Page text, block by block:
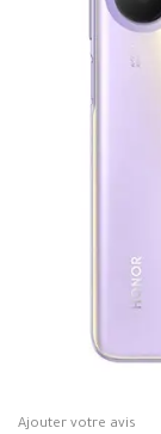
Ajouter votre avis